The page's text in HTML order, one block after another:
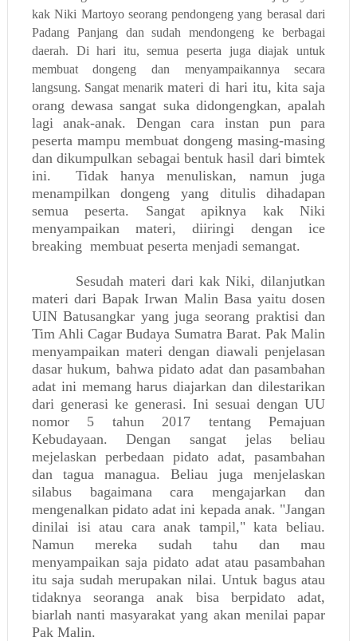
kak Niki Martoyo seorang pendongeng yang berasal dari
Padang Panjang dan sudah mendongeng ke berbagai
daerah. Di hari itu, semua peserta juga diajak untuk
membuat dongeng dan menyampaikannya secara
langsung. Sangat menarikmateri di hari itu, kita saja
orang dewasa sangat suka didongengkan, apalah
lagi anak-anak. Dengan cara instan pun para
peserta mampu membuat dongeng masing-masing
dan dikumpulkan sebagai bentuk hasil dari bimtek
ini. Tidak hanya menuliskan, namun juga
menampilkan dongeng yang ditulis dihadapan
semua peserta. Sangat apiknya kak Niki
menyampaikan materi, diiringi dengan ice
breaking membuat peserta menjadi semangat.
Sesudah materi dari kak Niki, dilanjutkan
materi dari Bapak Irwan Malin Basa yaitu dosen
UIN Batusangkar yang juga seorang praktisi dan
Tim Ahli Cagar Budaya Sumatra Barat. Pak Malin
menyampaikan materi dengan diawali penjelasan
dasar hukum, bahwa pidato adat dan pasambahan
adat ini memang harus diajarkan dan dilestarikan
dari generasi ke generasi. Ini sesuai dengan UU
nomor 5 tahun 2017 tentang Pemajuan
Kebudayaan. Dengan sangat jelas beliau
mejelaskan perbedaan pidato adat, pasambahan
dan tagua managua. Beliau juga menjelaskan
silabus bagaimana cara mengajarkan dan
mengenalkan pidato adat ini kepada anak. "Jangan
dinilai isi atau cara anak tampil," kata beliau.
Namun mereka sudah tahu dan mau
menyampaikan saja pidato adat atau pasambahan
itu saja sudah merupakan nilai. Untuk bagus atau
tidaknya seoranga anak bisa berpidato adat,
biarlah nanti masyarakat yang akan menilai papar
Pak Malin.